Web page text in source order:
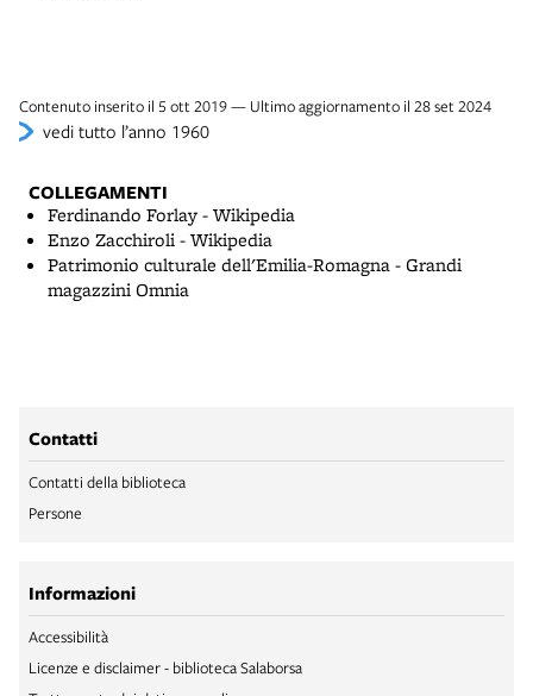
Contenuto inserito il 5 ott 2019 — Ultimo aggiornamento il 28 set 2024
vedi tutto l’anno 1960
COLLEGAMENTI
Ferdinando Forlay - Wikipedia
Enzo Zacchiroli - Wikipedia
Patrimonio culturale dell'Emilia-Romagna - Grandi
magazzini Omnia
Contatti
Contatti della biblioteca
Persone
Informazioni
Accessibilità
Licenze e disclaimer - biblioteca Salaborsa